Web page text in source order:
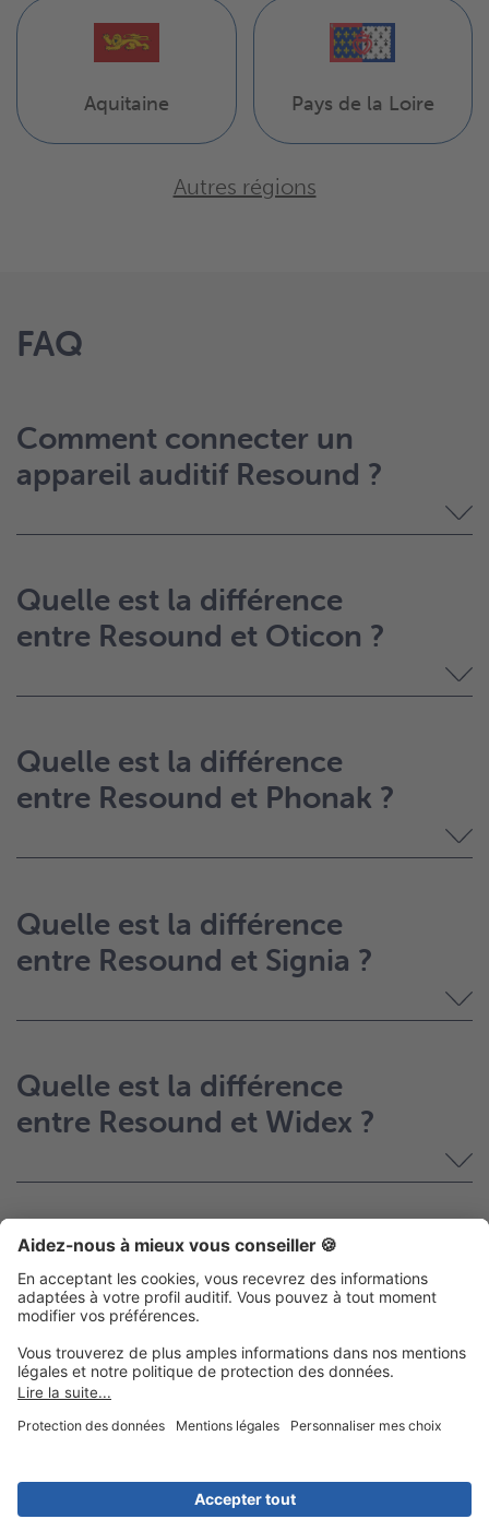
Aquitaine Pays de la Loire
Autres régions
FAQ
Comment connecter un
appareil auditif Resound ?
Quelle est la différence
entre Resound et Oticon ?
Quelle est la différence
entre Resound et Phonak ?
Quelle est la différence
entre Resound et Signia ?
Quelle est la différence
entre Resound et Widex ?
Voir aussi :
Carrière et jobs
Nous contacter
Nos services